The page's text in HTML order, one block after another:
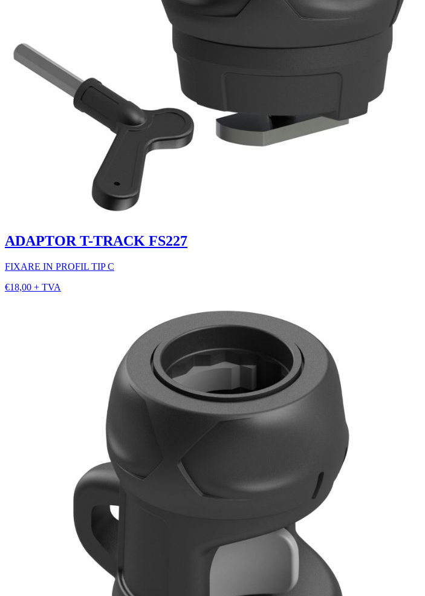
ADAPTOR T-TRACK FS227
FIXARE IN PROFIL TIP C
€18,00 + TVA